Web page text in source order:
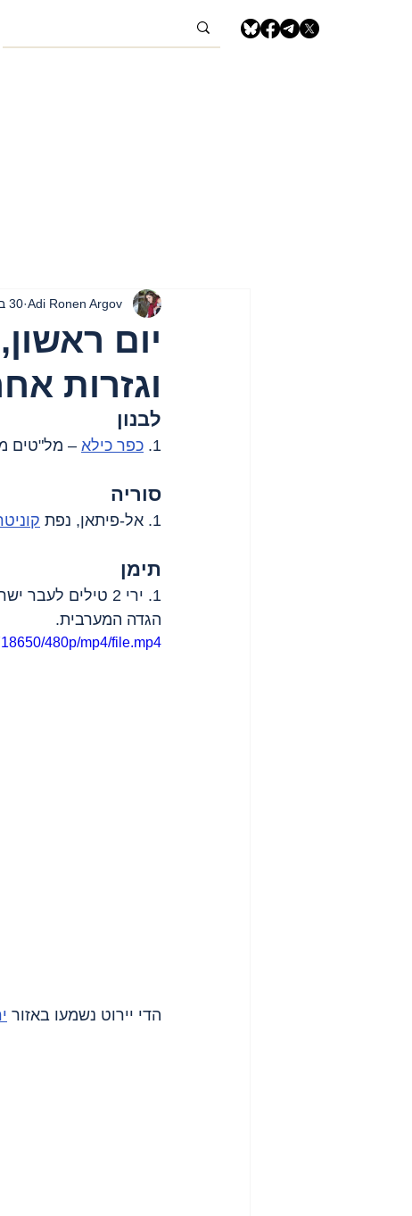
וגזרות
Adi Ronen Argov 30 במרץ 2025
לבנון
1. כפר כילא – מל"טים מפציצים 3
סוריה
1. אל-פיתאן, נפת
תימן
1. ירי 2 טילים לעבר ישראל. אזעקות באזור
הגדה המערבית.
480p/mp4/file.mp4
הדי יירוט נשמעו באזור